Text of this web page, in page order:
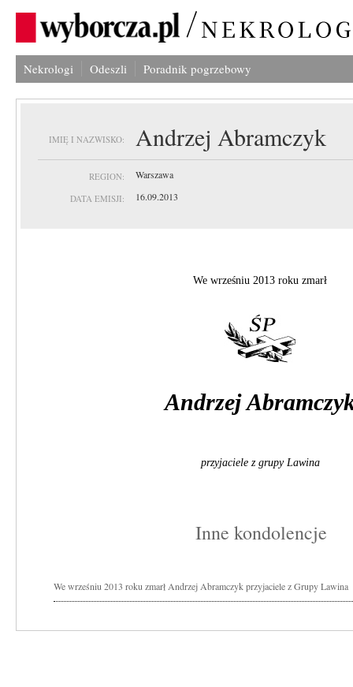
Nekrologi Odeszli Poradnik pogrzebowy
IMIĘ I NAZWISKO: Andrzej Abramczyk
REGION: Warszawa
DATA EMISJI: 16.09.2013
We wrześniu 2013 roku zmarł
Andrzej
przyjaciele z grupy Lawina
Inne kondolencje
We wrześniu 2013 roku zmarł Andrzej Abramczyk przyjaciele z Grupy Lawina